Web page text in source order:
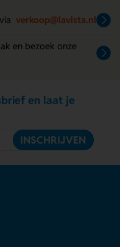
verkoop@lavista.nl
en bezoek onze
en laat je
INSCHRIJVEN